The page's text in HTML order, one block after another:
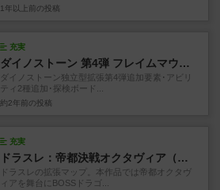
1年以上前 の投稿
充実
ダイノストーン 第4弾 フレイムマウンテン
ダイノストーン独立型拡張第4弾追加要素･アビリ
ティ2種追加･探検ボード...
約2年前 の投稿
充実
ドラスレ：帝都決戦オクタヴィア（拡張）
ドラスレの拡張マップ。本作品では帝都オクタヴ
ィアを舞台にBOSSドラゴ...